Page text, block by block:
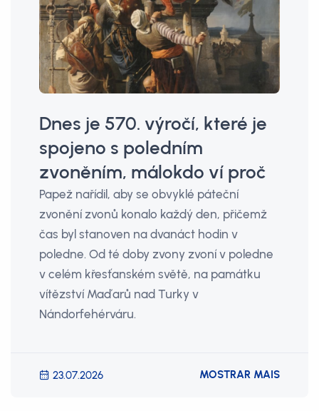
Dnes je 570. výročí, které je
spojeno s poledním
zvoněním, málokdo ví proč
Papež nařídil, aby se obvyklé páteční
zvonění zvonů konalo každý den, přičemž
čas byl stanoven na dvanáct hodin v
poledne. Od té doby zvony zvoní v poledne
v celém křesťanském světě, na památku
vítězství Maďarů nad Turky v
Nándorfehérváru.
23.07.2026 MOSTRAR MAIS